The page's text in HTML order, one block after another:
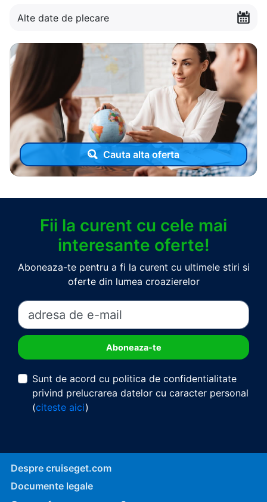
Alte date de plecare
Cauta alta oferta
Fii la curent cu cele mai
interesante oferte!
Aboneaza-te pentru a fi la curent cu ultimele stiri si
oferte din lumea croazierelor
Sunt de acord cu politica de confidentialitate
privind prelucrarea datelor cu caracter personal
(citeste aici)
Despre cruiseget.com
Documente legale